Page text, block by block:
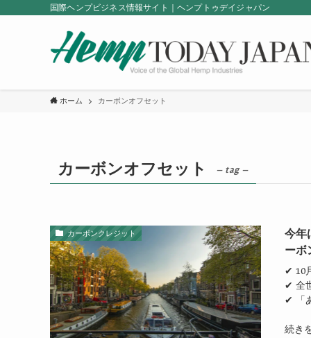
国際ヘンプビジネス情報サイト｜ヘンプトゥデイジャパン
ホーム カーボンオフセット
カーボンオフセット – tag –
カーボンクレジット
今年
ーボ
✔ 10
✔ 全
✔ 「
続き